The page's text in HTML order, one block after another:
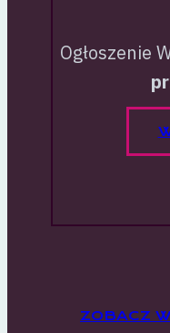
Ogłoszenie
ZOBACZ